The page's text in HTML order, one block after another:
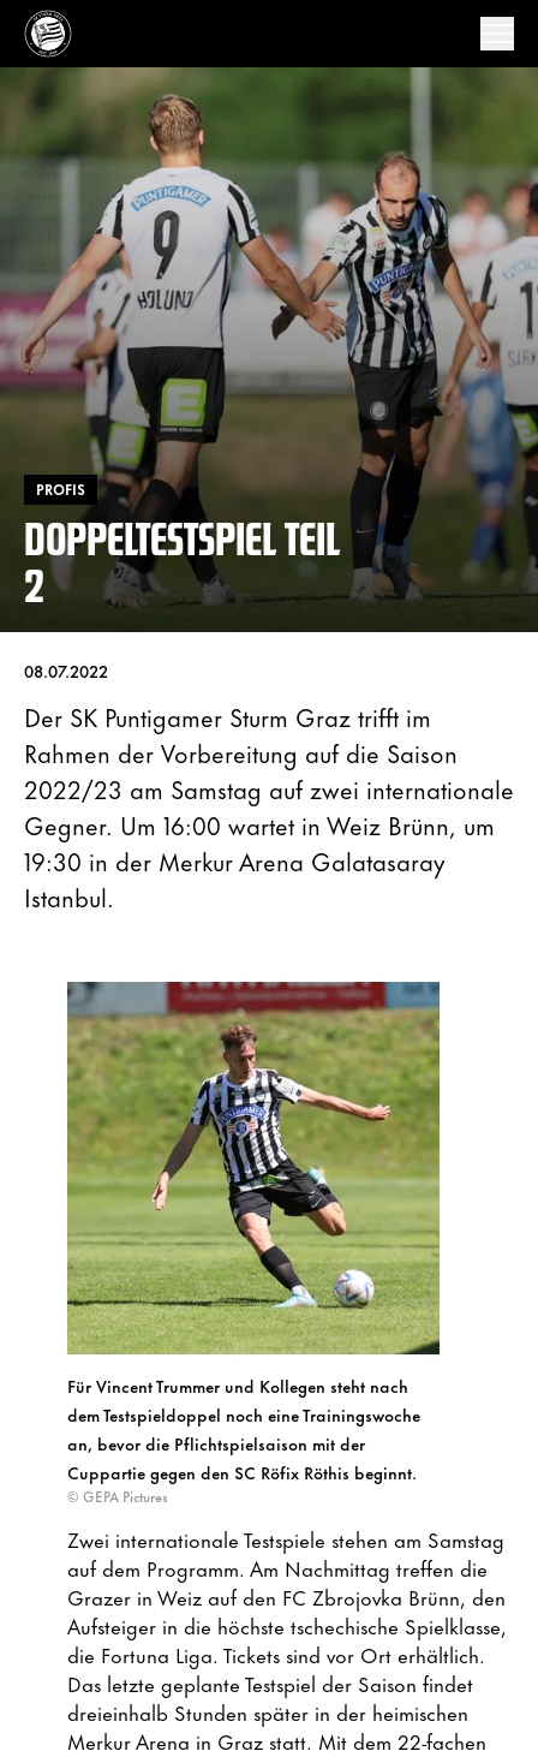
PROFIS
DOPPELTESTSPIEL TEIL
2
08.07.2022
Der SK Puntigamer Sturm Graz trifft im
Rahmen der Vorbereitung auf die Saison
2022/23 am Samstag auf zwei internationale
Gegner. Um 16:00 wartet in Weiz Brünn, um
19:30 in der Merkur Arena Galatasaray
Istanbul.
Für Vincent Trummer und Kollegen steht nach
dem Testspieldoppel noch eine Trainingswoche
an, bevor die Pflichtspielsaison mit der
Cuppartie gegen den SC Röfix Röthis beginnt.
© GEPA Pictures
Zwei internationale Testspiele stehen am Samstag
auf dem Programm. Am Nachmittag treffen die
Grazer in Weiz auf den FC Zbrojovka Brünn, den
Aufsteiger in die höchste tschechische Spielklasse,
die Fortuna Liga. Tickets sind vor Ort erhältlich.
Das letzte geplante Testspiel der Saison findet
dreieinhalb Stunden später in der heimischen
Merkur Arena in Graz statt. Mit dem 22-fachen